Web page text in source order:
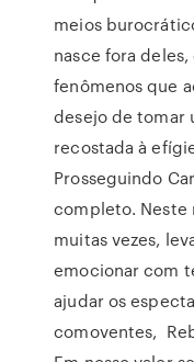
meios
nasce fora
fenômenos que
desejo de tomar
recostada à
Prosseguindo
completo. Neste
muitas vezes,
emocionar com
ajudar os
comoventes,